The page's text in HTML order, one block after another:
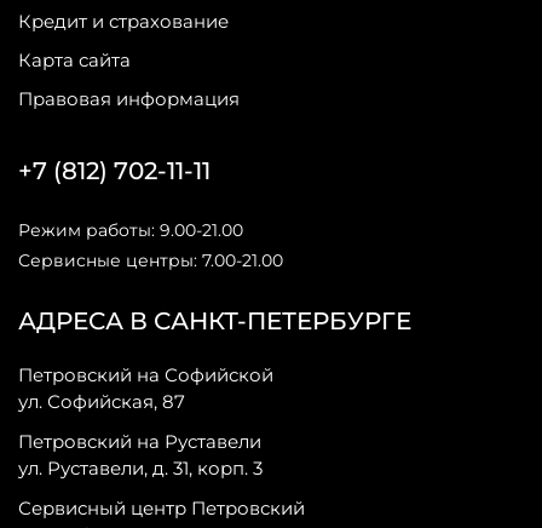
Кредит и страхование
Карта сайта
Правовая информация
АДРЕСА В САНКТ-ПЕТЕРБУРГЕ
Петровский на Софийской
ул. Софийская, 87
Петровский на Руставели
ул. Руставели, д. 31, корп. 3
Сервисный центр Петровский
+7 (812) 702-11-11
Режим работы: 9.00-21.00
Сервисные центры: 7.00-21.00